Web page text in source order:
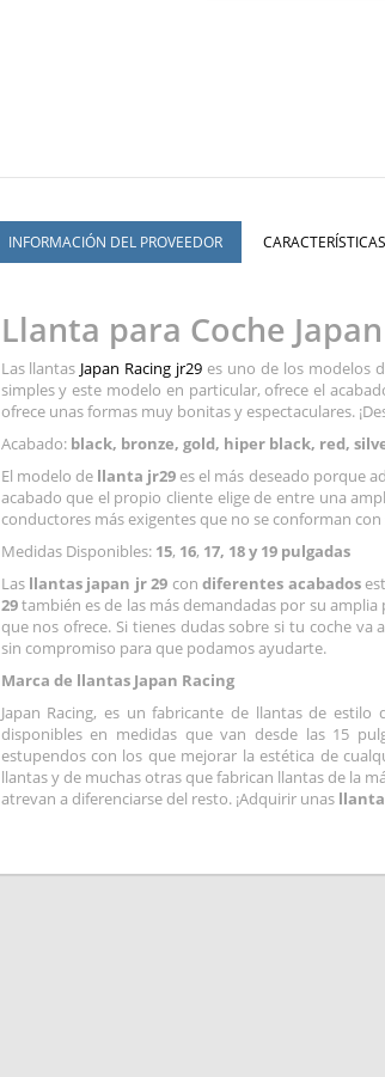
INFORMACIÓN DEL PROVEEDOR CARACTERÍSTICAS
Llanta para Coche Japan
Las llantas Japan Racing jr29 es uno de los modelos
simples y este modelo en particular, ofrece el
ofrece unas formas muy bonitas y espectaculares.
Acabado: black, bronze, gold, hiper black, red,
El modelo de llanta jr29 es el más deseado porque
acabado que el propio cliente elige de entre una
conductores más exigentes que no se conforman
Medidas Disponibles: 15, 16, 17, 18 y 19 pulgadas
Las llantas japan jr 29 con diferentes acabados
29también es de las más demandadas por su
que nos ofrece. Si tienes dudas sobre si tu coche
sin compromiso para que podamos ayudarte.
Marca de llantas Japan Racing
Japan Racing, es un fabricante de llantas de
disponibles en medidas que van desde las 15
estupendos con los que mejorar la estética de
llantas y de muchas otras que fabrican llantas de la
atrevan a diferenciarse del resto. ¡Adquirir unas